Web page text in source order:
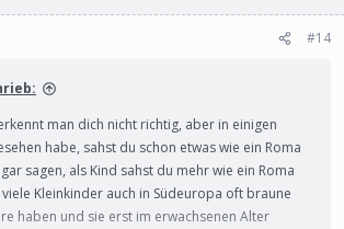
#14
man dich nicht richtig, aber in einigen
habe, sahst du schon etwas wie ein Roma
sagen, als Kind sahst du mehr wie ein Roma
viele Kleinkinder auch in Südeuropa oft braune
haben und sie erst im erwachsenen Alter